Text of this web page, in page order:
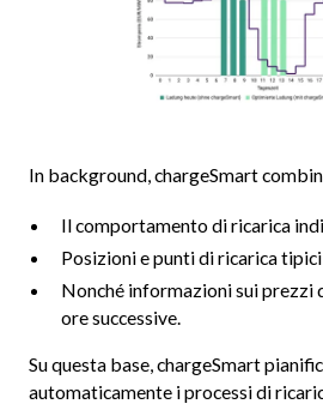
In background, chargeSmart
Il comportamento di ricarica
Posizioni e punti di ricarica tipici
Nonché informazioni sui
ore successive.
Su questa base, chargeSmart
automaticamente i processi di